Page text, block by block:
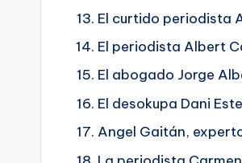
El curtido periodista
El periodista Albert
El abogado Jorge
El desokupa Dani
Angel Gaitán,